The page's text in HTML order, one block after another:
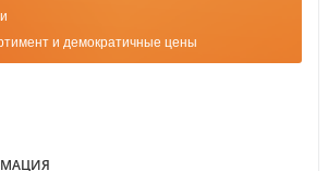
и демократичные цены